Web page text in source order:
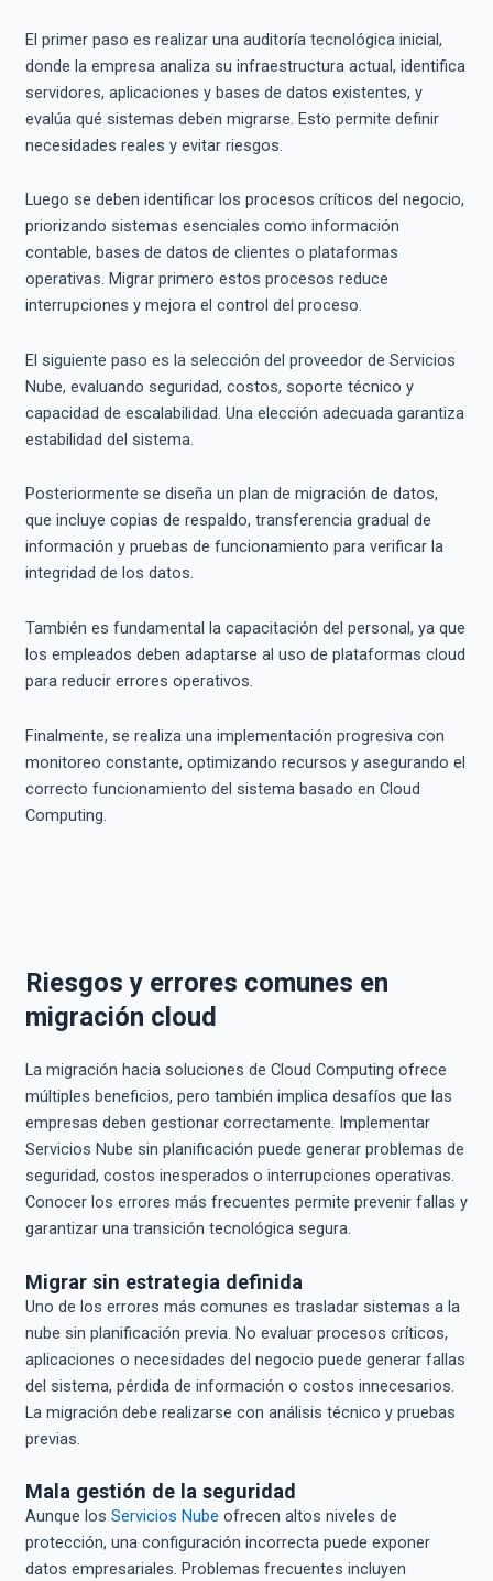
El primer paso es realizar una auditoría tecnológica inicial,
donde la empresa analiza su infraestructura actual, identifica
servidores, aplicaciones y bases de datos existentes, y
evalúa qué sistemas deben migrarse. Esto permite definir
necesidades reales y evitar riesgos.
Luego se deben identificar los procesos críticos del negocio,
priorizando sistemas esenciales como información
contable, bases de datos de clientes o plataformas
operativas. Migrar primero estos procesos reduce
interrupciones y mejora el control del proceso.
El siguiente paso es la selección del proveedor de Servicios
Nube, evaluando seguridad, costos, soporte técnico y
capacidad de escalabilidad. Una elección adecuada garantiza
estabilidad del sistema.
Posteriormente se diseña un plan de migración de datos,
que incluye copias de respaldo, transferencia gradual de
información y pruebas de funcionamiento para verificar la
integridad de los datos.
También es fundamental la capacitación del personal, ya que
los empleados deben adaptarse al uso de plataformas cloud
para reducir errores operativos.
Finalmente, se realiza una implementación progresiva con
monitoreo constante, optimizando recursos y asegurando el
correcto funcionamiento del sistema basado en Cloud
Computing.
Riesgos y errores comunes en
migración cloud
La migración hacia soluciones de Cloud Computing ofrece
múltiples beneficios, pero también implica desafíos que las
empresas deben gestionar correctamente. Implementar
Servicios Nube sin planificación puede generar problemas de
seguridad, costos inesperados o interrupciones operativas.
Conocer los errores más frecuentes permite prevenir fallas y
garantizar una transición tecnológica segura.
Migrar sin estrategia definida
Uno de los errores más comunes es trasladar sistemas a la
nube sin planificación previa. No evaluar procesos críticos,
aplicaciones o necesidades del negocio puede generar fallas
del sistema, pérdida de información o costos innecesarios.
La migración debe realizarse con análisis técnico y pruebas
previas.
Mala gestión de la seguridad
Aunque los Servicios Nube ofrecen altos niveles de
protección, una configuración incorrecta puede exponer
datos empresariales. Problemas frecuentes incluyen